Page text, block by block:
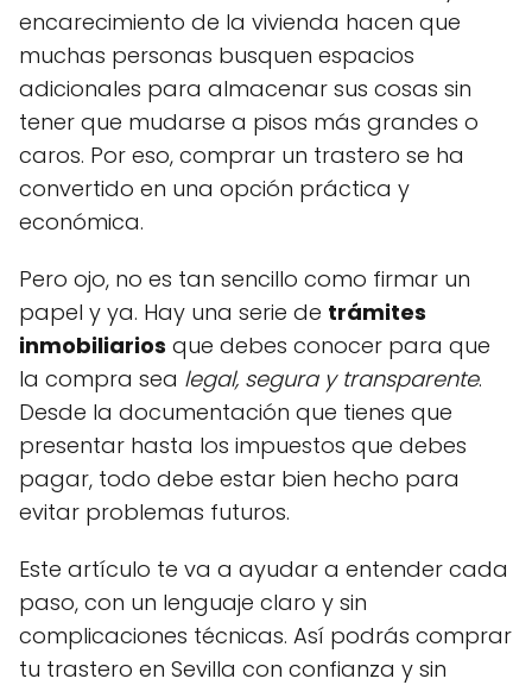
encarecimiento de la vivienda hacen que
muchas personas busquen espacios
adicionales para almacenar sus cosas sin
tener que mudarse a pisos más grandes o
caros. Por eso, comprar un trastero se ha
convertido en una opción práctica y
económica.
Pero ojo, no es tan sencillo como firmar un
papel y ya. Hay una serie de trámites
inmobiliarios que debes conocer para que
la compra sea legal, segura y transparente.
Desde la documentación que tienes que
presentar hasta los impuestos que debes
pagar, todo debe estar bien hecho para
evitar problemas futuros.
Este artículo te va a ayudar a entender cada
paso, con un lenguaje claro y sin
complicaciones técnicas. Así podrás comprar
tu trastero en Sevilla con confianza y sin